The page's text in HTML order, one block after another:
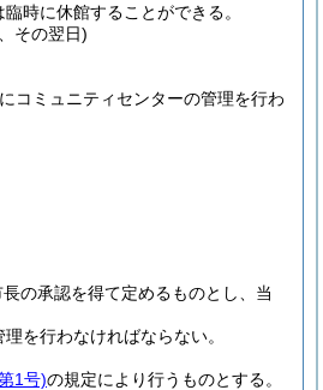
時に休館することができる。
その翌日)
にコミュニティセンターの管理を行わ
の承認を得て定めるものとし、当
を行わなければならない。
1号)の規定により行うものとする。